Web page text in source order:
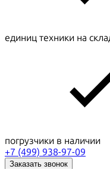
единиц техники на
погрузчики в наличии
+7 (499) 938-97-09
Заказать звонок